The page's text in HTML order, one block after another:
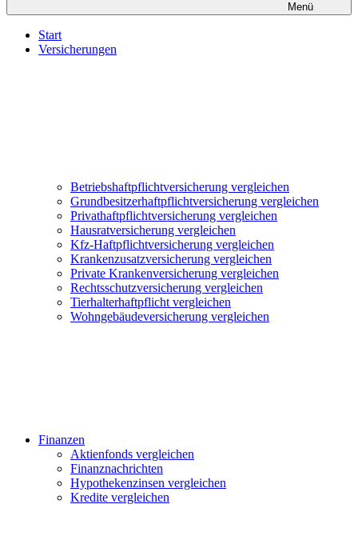
Menü
Start
Versicherungen
Betriebshaftpflichtversicherung vergleichen
Grundbesitzerhaftpflichtversicherung vergleichen
Privathaftpflichtversicherung vergleichen
Hausratversicherung vergleichen
Kfz-Haftpflichtversicherung vergleichen
Krankenzusatzversicherung vergleichen
Private Krankenversicherung vergleichen
Rechtsschutzversicherung vergleichen
Tierhalterhaftpflicht vergleichen
Wohngebäudeversicherung vergleichen
Finanzen
Aktienfonds vergleichen
Finanznachrichten
Hypothekenzinsen vergleichen
Kredite vergleichen